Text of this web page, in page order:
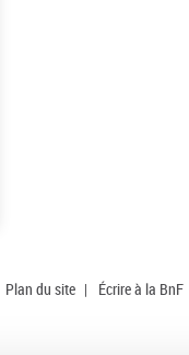
Plan du site | Écrire à la BnF